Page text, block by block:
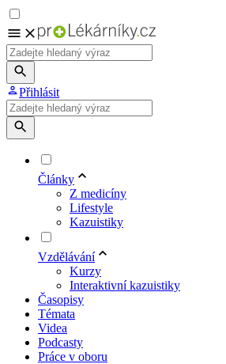
Přihlásit
Články
Z medicíny
Lifestyle
Kazuistiky
Vzdělávání
Kurzy
Interaktivní kazuistiky
Časopisy
Témata
Videa
Podcasty
Práce v oboru